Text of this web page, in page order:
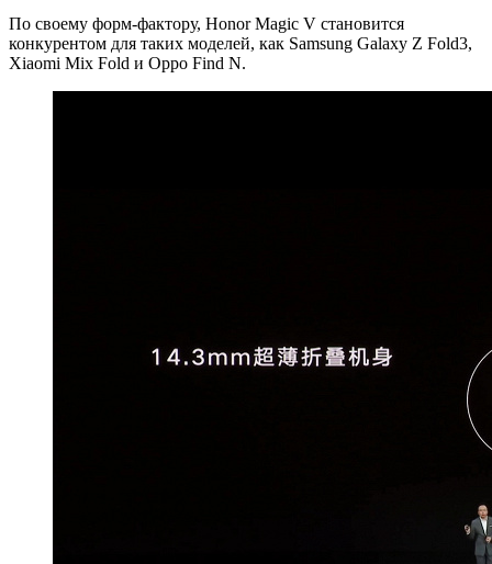
По своему форм-фактору, Honor Magic V становится
конкурентом для таких моделей, как Samsung Galaxy Z Fold3,
Xiaomi Mix Fold и Oppo Find N.